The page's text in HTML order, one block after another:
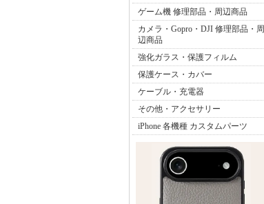
ゲーム機 修理部品・周辺商品
カメラ・Gopro・DJI 修理部品・周
辺商品
強化ガラス・保護フィルム
保護ケース・カバー
ケーブル・充電器
その他・アクセサリー
iPhone 各機種 カスタムパーツ